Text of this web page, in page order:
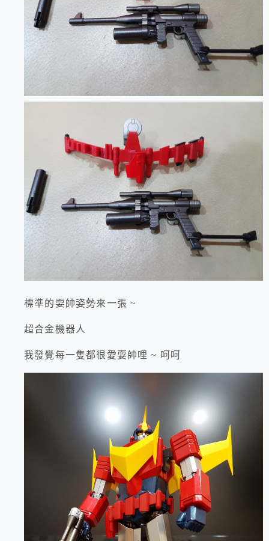
標準的耍帥姿勢來一張 ~
超合金機器人
我發覺每一隻都很愛耍帥哩 ~ 呵呵